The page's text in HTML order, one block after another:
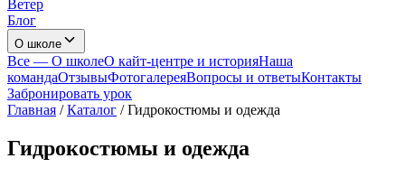
Ветер
Блог
О школе
Все — О школеО кайт-центре и историяНаша
командаОтзывыФотогалереяВопросы и ответыКонтакты
Забронировать урок
Главная /Каталог /Гидрокостюмы и одежда
Гидрокостюмы и одежда